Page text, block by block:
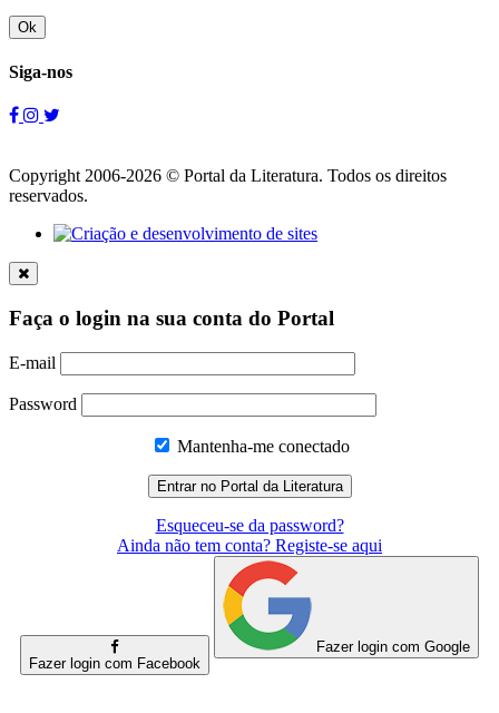
Ok
Siga-nos
Copyright 2006-2026 © Portal da Literatura. Todos os direitos
reservados.
Faça o login na sua conta do Portal
E-mail
Password
Mantenha-me conectado
Esqueceu-se da password?
Ainda não tem conta? Registe-se aqui
Fazer login com Facebook
Fazer login com Google